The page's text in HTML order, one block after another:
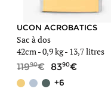
UCON ACROBATICS
Sac à dos
42cm -0,9 kg- 13,7 litres
11990 8390
+6